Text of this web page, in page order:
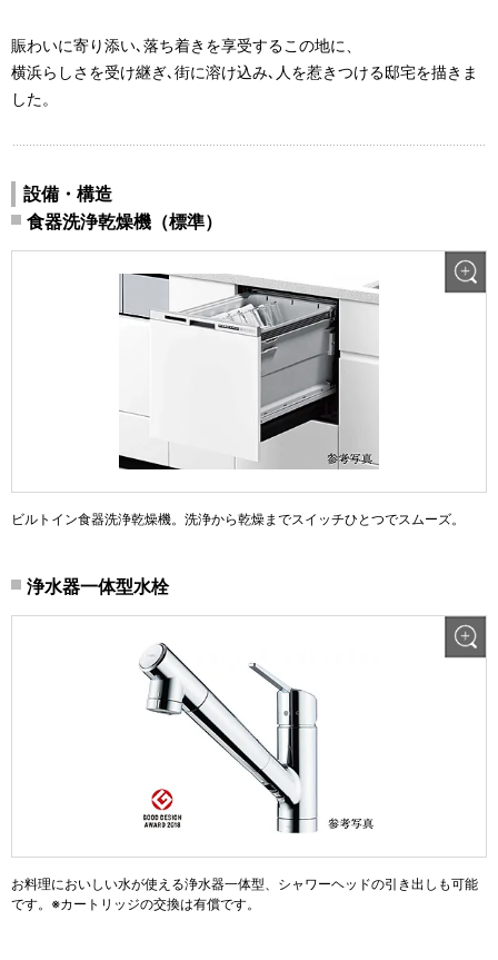
賑わいに寄り添い､落ち着きを享受するこの地に、
横浜らしさを受け継ぎ､街に溶け込み､人を惹きつける邸宅を描きま
した。
設備・構造
食器洗浄乾燥機（標準）
ビルトイン食器洗浄乾燥機。洗浄から乾燥までスイッチひとつでスムーズ。
浄水器一体型水栓
お料理においしい水が使える浄水器一体型、シャワーヘッドの引き出しも可能
です。※カートリッジの交換は有償です。